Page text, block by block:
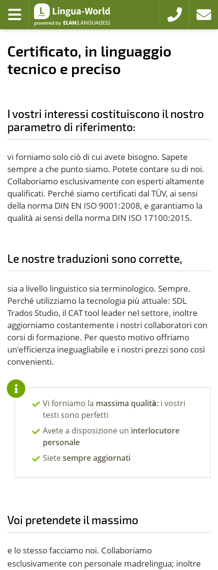
Zum Hauptmenü
Zum Inhalt
Certificato, in linguaggio
tecnico e preciso
I vostri interessi costituiscono il nostro
parametro di riferimento:
vi forniamo solo ciò di cui avete bisogno. Sapete
sempre a che punto siamo. Potete contare su di noi.
Collaboriamo esclusivamente con esperti altamente
qualificati. Perché siamo certificati dal TÜV, ai sensi
della norma DIN EN ISO 9001:2008, e garantiamo la
qualità ai sensi della norma DIN ISO 17100:2015.
Le nostre traduzioni sono corrette,
sia a livello linguistico sia terminologico. Sempre.
Perché utilizziamo la tecnologia più attuale: SDL
Trados Studio, il CAT tool leader nel settore, inoltre
aggiorniamo costantemente i nostri collaboratori con
corsi di formazione. Per questo motivo offriamo
un'efficienza ineguagliabile e i nostri prezzi sono così
convenienti.
Vi forniamo la massima qualità: i vostri
testi sono perfetti
Avete a disposizione un interlocutore
personale
Sietesempre aggiornati
Voi pretendete il massimo
e lo stesso facciamo noi. Collaboriamo
esclusivamente con personale madrelingua; inoltre